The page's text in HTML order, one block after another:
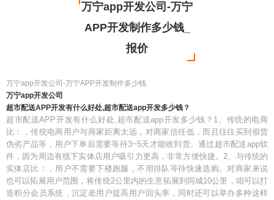
万宁app开发公司-万宁
APP开发制作多少钱_
报价
万宁app开发公司-万宁APP开发制作多少钱
万宁app开发公司
超市配送APP开发有什么好处,超市配送app开发多少钱？
超市配送APP开发有什么好处,超市配送app开发多少钱？1、传统的电商
比：，传统电商用户与商家距离太远，对商家信任低，而且往往买到假货
伪劣产品等，用户下单后需要等待3~5天才能收到货。通过超市配送app软
件，因为周边有线下实体店用户吸引力更高，非常方便快捷。2、与传统的
实体店比：，用户不需要下楼跑腿，不用排队等待快速选购。对商家来说
也可以拓展用户范围，将传统2公里内的生意拓展到同城10公里，咱可以打
造积分会员系统，沉淀老用户提高用户回头率，同时还可以举办多种这样